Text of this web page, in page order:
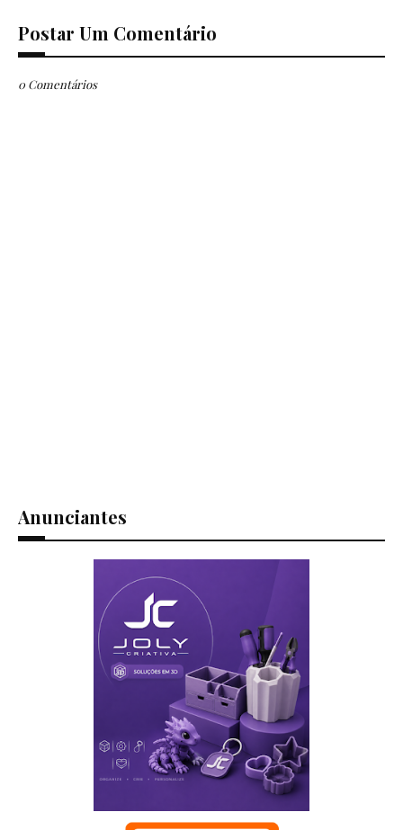
Postar Um Comentário
0 Comentários
Anunciantes